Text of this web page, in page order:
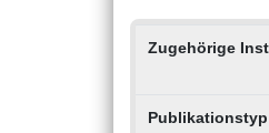
Zugehörige
Publikationstyp